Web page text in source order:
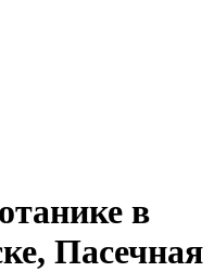
в
Пасечная